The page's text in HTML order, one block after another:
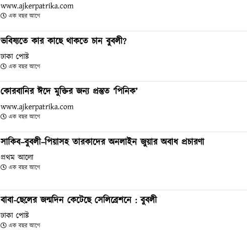
www.ajkerpatrika.com
এক বছর আগে
ভবিষ্যতে কার কাছে থাকতে চান বুবলী?
ঢাকা পোষ্ট
এক বছর আগে
কোরবানির ঈদে মুক্তির জন্য প্রস্তুত ‘পিনিক’
www.ajkerpatrika.com
এক বছর আগে
সাকিব–বুবলী–পিয়াসহ তারকাদের অনলাইন জুয়ার অবাধ প্রচারণা
প্রথম আলো
এক বছর আগে
বাবা-ছেলের জন্মদিন কেটেছে সেলিব্রেশনে : বুবলী
ঢাকা পোষ্ট
এক বছর আগে